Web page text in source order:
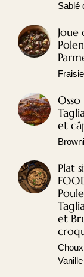
Sablé
Joue
et
Plat
et